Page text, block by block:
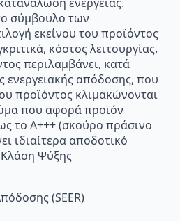
σύμβουλο των
εκείνου του προϊόντος
κόστος λειτουργίας.
περιλαμβάνει, κατά
ενεργειακής απόδοσης, που
προϊόντος κλιμακώνονται
που αφορά προϊόν
το Α+++ (σκούρο πράσινο
ιδιαίτερα αποδοτικό
Κλάση Ψύξης
(SEER)